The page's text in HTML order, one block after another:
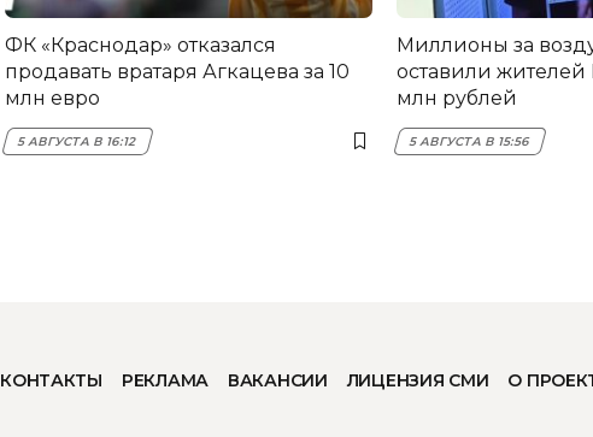
ФК «Краснодар» отказался
продавать вратаря Агкацева за 10
млн евро
5 АВГУСТА В 16:12
Миллионы за
оставили жителей
млн рублей
5 АВГУСТА В 15:56
КОНТАКТЫ РЕКЛАМА ВАКАНСИИ ЛИЦЕНЗИЯ СМИ О